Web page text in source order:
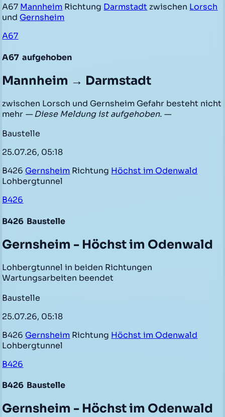
A67 Mannheim Richtung Darmstadt zwischen Lorsch
und Gernsheim
A67
A67 aufgehoben
Mannheim → Darmstadt
zwischen Lorsch und Gernsheim Gefahr besteht nicht
mehr — Diese Meldung ist aufgehoben. —
Baustelle
25.07.26, 05:18
B426 Gernsheim Richtung Höchst im Odenwald
Lohbergtunnel
B426
B426 Baustelle
Gernsheim - Höchst im Odenwald
Lohbergtunnel in beiden Richtungen
Wartungsarbeiten beendet
Baustelle
25.07.26, 05:18
B426 Gernsheim Richtung Höchst im Odenwald
Lohbergtunnel
B426
B426 Baustelle
Gernsheim - Höchst im Odenwald